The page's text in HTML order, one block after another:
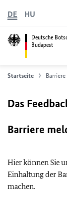
Deutsche
Budapest
DE HU
Startseite
Das
Barriere
Hier können Sie
Einhaltung der
machen.